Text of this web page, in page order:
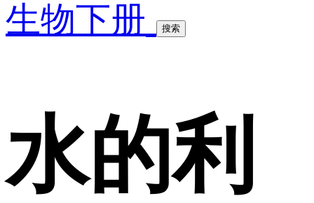
生物下册
搜索
水的利